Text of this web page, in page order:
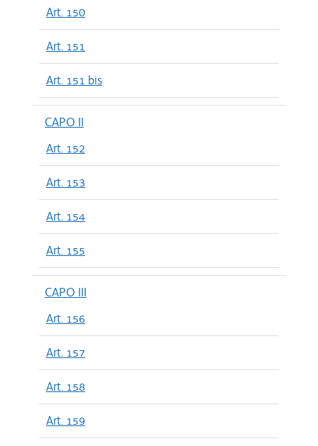
Art. 150
Art. 151
Art. 151 bis
CAPO II
Art. 152
Art. 153
Art. 154
Art. 155
CAPO III
Art. 156
Art. 157
Art. 158
Art. 159